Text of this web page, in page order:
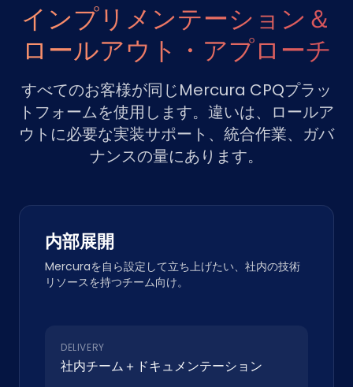
インプリメンテーション＆
ロールアウト・アプローチ
すべてのお客様が同じMercura CPQプラッ
トフォームを使用します。違いは、ロールア
ウトに必要な実装サポート、統合作業、ガバ
ナンスの量にあります。
内部展開
Mercuraを自ら設定して立ち上げたい、社内の技術
リソースを持つチーム向け。
DELIVERY
社内チーム＋ドキュメンテーション